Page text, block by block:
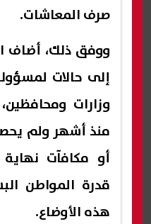
صرف المعاشات.
ووفق ذلك، أضاف
إلى حالات
وزارات
منذ أشهر ولم
أو مكافآت
قدرة المواطن
هذه الأوضاع.